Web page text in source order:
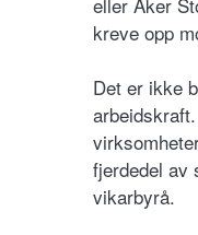
kreve opp
Det er ikke
fjerdedel av
vikarbyrå.